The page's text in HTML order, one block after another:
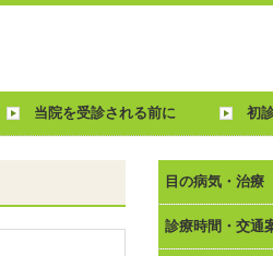
当院を受診される前に 初
目の病気・治療
診療時間・交通